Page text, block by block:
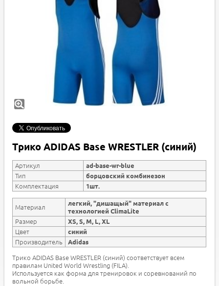
Трико ADIDAS Base WRESTLER (синий)
Артикул ad-base-wr-blue
Тип борцовский комбинезон
Комплектация 1шт.
Материал
легкий, "дишащый" материал с
технологией ClimaLite
Размер XS, S, M, L, XL
Цвет синий
Производитель Adidas
Трико ADIDAS Base WRESTLER (синий) соответствует всем
правилам United World Wrestling (FILA).
Используется как форма для тренировок и соревнований по
вольной борьбе.